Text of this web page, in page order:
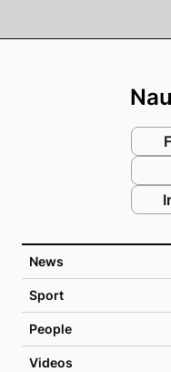
News
Sport
People
Videos